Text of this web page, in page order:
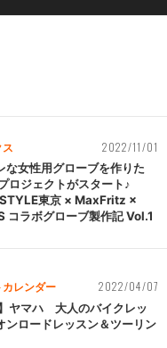
ス 2022/11/01
な女性用グローブを作りた
ロジェクトがスタート♪
東京 × MaxFritz ×
コラボグローブ製作記 Vol.1
カレンダー 2022/04/07
ヤマハ 大人のバイクレッ
ンロードレッスン＆ツーリン